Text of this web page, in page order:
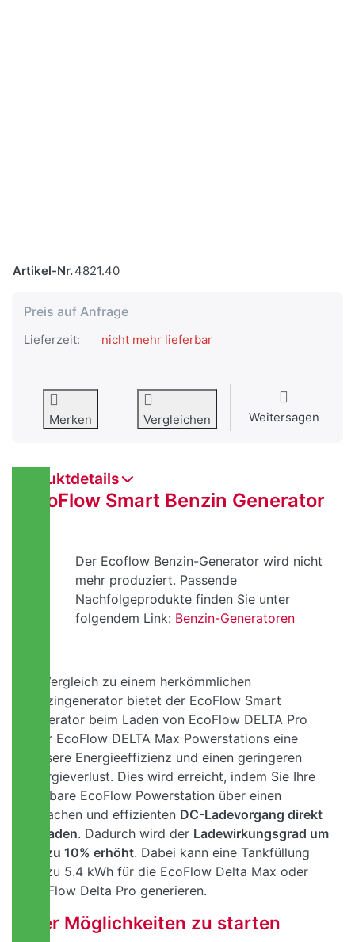
Artikel-Nr.4821.40
Preis auf Anfrage
Lieferzeit: nicht mehr lieferbar
Merken Vergleichen Weitersagen
Produktdetails
EcoFlow Smart Benzin Generator
Der Ecoflow Benzin-Generator wird nicht
mehr produziert. Passende
Nachfolgeprodukte finden Sie unter
folgendem Link: Benzin-Generatoren
Im Vergleich zu einem herkömmlichen
Benzingenerator bietet der EcoFlow Smart
Generator beim Laden von EcoFlow DELTA Pro
oder EcoFlow DELTA Max Powerstations eine
bessere Energieeffizienz und einen geringeren
Energieverlust. Dies wird erreicht, indem Sie Ihre
tragbare EcoFlow Powerstation über einen
einfachen und effizienten DC-Ladevorgang direkt
aufladen. Dadurch wird der Ladewirkungsgrad um
bis zu 10% erhöht. Dabei kann eine Tankfüllung
bis zu 5.4 kWh für die EcoFlow Delta Max oder
EcoFlow Delta Pro generieren.
Vier Möglichkeiten zu starten